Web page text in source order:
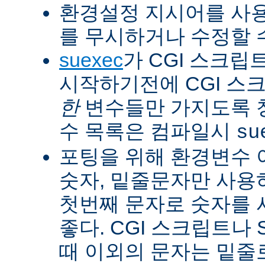
환경설정 지시어를 사
를 무시하거나 수정할
suexec가 CGI 스크립
시작하기전에 CGI 스
한변수들만 가지도록
수 목록은 컴파일시
포팅을 위해 환경변수
숫자, 밑줄문자만 사용
첫번째 문자로 숫자를
좋다. CGI 스크립트나
때 이외의 문자는 밑줄